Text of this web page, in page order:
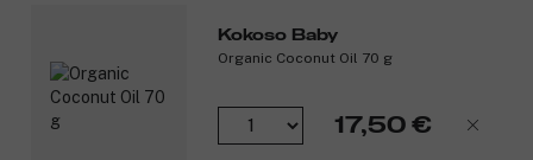
Kokoso Baby
Organic Coconut Oil 70 g
17,50 €